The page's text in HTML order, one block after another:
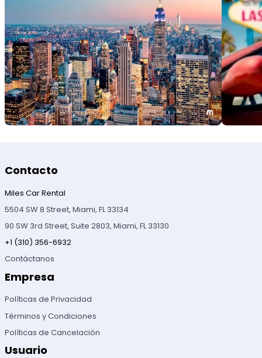
Contacto
Miles Car Rental
5504 SW 8 Street, Miami, FL 33134
90 SW 3rd Street, Suite 2803, Miami, FL 33130
+1 (310) 356-6932
Contáctanos
Empresa
Políticas de Privacidad
Términos y Condiciones
Políticas de Cancelación
Usuario